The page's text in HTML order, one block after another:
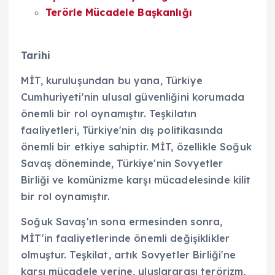
Terörle Mücadele Başkanlığı
Tarihi
MİT, kuruluşundan bu yana, Türkiye
Cumhuriyeti'nin ulusal güvenliğini korumada
önemli bir rol oynamıştır. Teşkilatın
faaliyetleri, Türkiye'nin dış politikasında
önemli bir etkiye sahiptir. MİT, özellikle Soğuk
Savaş döneminde, Türkiye'nin Sovyetler
Birliği ve komünizme karşı mücadelesinde kilit
bir rol oynamıştır.
Soğuk Savaş'ın sona ermesinden sonra,
MİT'in faaliyetlerinde önemli değişiklikler
olmuştur. Teşkilat, artık Sovyetler Birliği'ne
karşı mücadele yerine, uluslararası terörizm,